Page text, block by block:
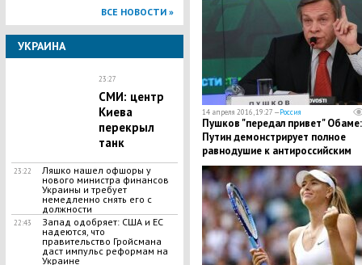
ВСЕ НОВОСТИ »
УКРАИНА
23:27
СМИ: центр
Киева
перекрыл
танк
23:22
Ляшко нашел офшоры у
нового министра финансов
Украины и требует
немедленно снять его с
должности
22:43
Запад одобряет: США и ЕС
надеются, что
правительство Гройсмана
даст импульс реформам на
Украине
14 апреля 2016, 19:27 —Россия
Пушков "передал привет" Обаме:
Путин демонстрирует полное
равнодушие к антироссийским
санкциям Запада